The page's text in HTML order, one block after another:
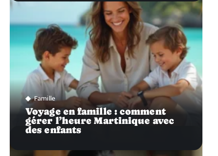
Famille
Voyage en famille : comment
gérer l’heure Martinique avec
des enfants